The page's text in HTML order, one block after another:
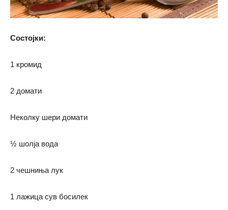
Состојки:
1 кромид
2 домати
Неколку шери домати
½ шолја вода
2 чешниња лук
1 лажица сув босилек